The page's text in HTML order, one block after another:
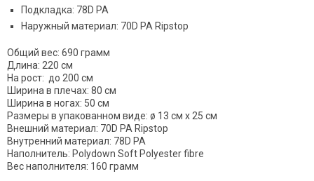
Подкладка: 78D PA
Наружный материал: 70D PA Ripstop
Общий вес: 690 грамм
Длина: 220 см
На рост: до 200 см
Ширина в плечах: 80 см
Ширина в ногах: 50 см
Размеры в упакованном виде: ø 13 см x 25 см
Внешний материал: 70D PA Ripstop
Внутренний материал: 78D PA
Наполнитель: Polydown Soft Polyester fibre
Вес наполнителя: 160 грамм